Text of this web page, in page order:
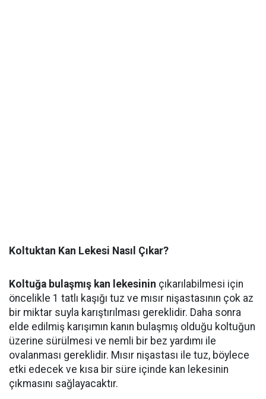
Koltuktan Kan Lekesi Nasıl Çıkar?
Koltuğa bulaşmış kan lekesinin çıkarılabilmesi için
öncelikle 1 tatlı kaşığı tuz ve mısır nişastasının çok az
bir miktar suyla karıştırılması gereklidir. Daha sonra
elde edilmiş karışımın kanın bulaşmış olduğu koltuğun
üzerine sürülmesi ve nemli bir bez yardımı ile
ovalanması gereklidir. Mısır nişastası ile tuz, böylece
etki edecek ve kısa bir süre içinde kan lekesinin
çıkmasını sağlayacaktır.